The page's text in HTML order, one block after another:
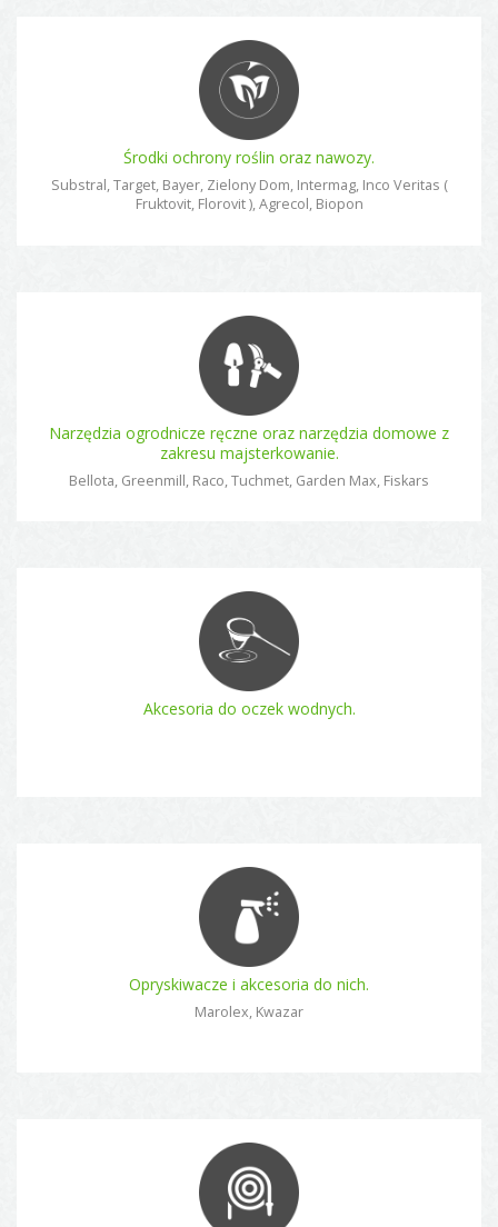
Środki ochrony roślin oraz nawozy.
Substral, Target, Bayer, Zielony Dom, Intermag, Inco Veritas (
Fruktovit, Florovit ), Agrecol, Biopon
Narzędzia ogrodnicze ręczne oraz narzędzia domowe z
zakresu majsterkowanie.
Bellota, Greenmill, Raco, Tuchmet, Garden Max, Fiskars
Akcesoria do oczek wodnych.
Opryskiwacze i akcesoria do nich.
Marolex, Kwazar